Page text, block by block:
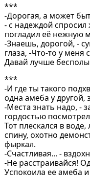
***
-Дорогая, а может
- с надеждой спросил
погладил её нежную
-Знаешь, дорогой, -
глаза, -Что-то у меня
Давай лучше
***
-И где ты такого
одна амеба у другой,
-Места знать надо, -
гордостью
Тот плескался в
спину, охотно
фыркал.
-Счастливая... -
-Не расстраивайся!
Успокоила ее амеба